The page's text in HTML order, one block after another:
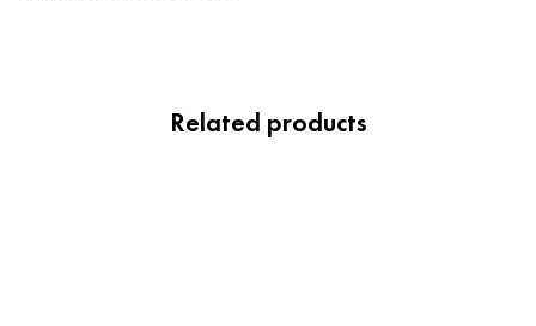
Related products